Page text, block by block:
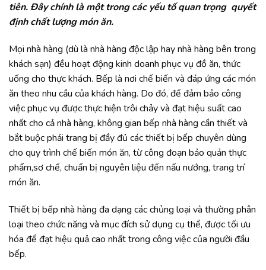
tiên. Đây chính là một trong các yếu tố quan trọng quyết
định chất lượng món ăn.
Mọi nhà hàng (dù là nhà hàng độc lập hay nhà hàng bên trong
khách sạn) đều hoạt động kinh doanh phục vụ đồ ăn, thức
uống cho thực khách. Bếp là nơi chế biến và đáp ứng các món
ăn theo nhu cầu của khách hàng. Do đó, để đảm bảo công
việc phục vụ được thực hiện trôi chảy và đạt hiệu suất cao
nhất cho cả nhà hàng, không gian bếp nhà hàng cần thiết và
bắt buộc phải trang bị đầy đủ các thiết bị bếp chuyên dùng
cho quy trình chế biến món ăn, từ công đoạn bảo quản thực
phẩm,sơ chế, chuẩn bị nguyên liệu đến nấu nướng, trang trí
món ăn.
Thiết bị bếp nhà hàng đa dạng các chủng loại và thường phân
loại theo chức năng và mục đích sử dụng cụ thể, được tối ưu
hóa để đạt hiệu quả cao nhất trong công việc của người đầu
bếp.